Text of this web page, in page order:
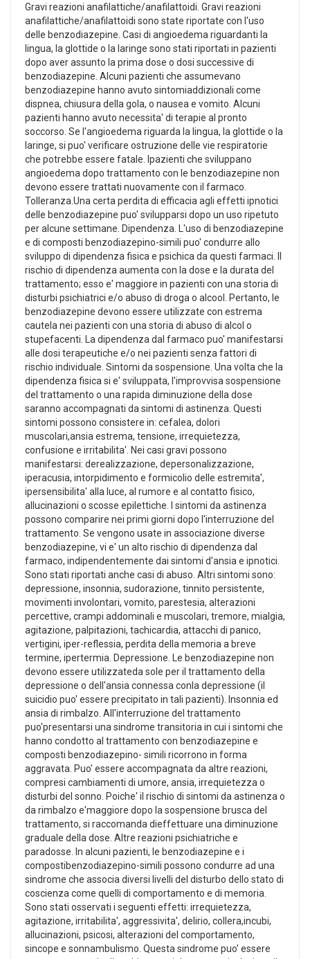
Gravi reazioni anafilattiche/anafilattoidi. Gravi reazioni
anafilattiche/anafilattoidi sono state riportate con l'uso
delle benzodiazepine. Casi di angioedema riguardanti la
lingua, la glottide o la laringe sono stati riportati in pazienti
dopo aver assunto la prima dose o dosi successive di
benzodiazepine. Alcuni pazienti che assumevano
benzodiazepine hanno avuto sintomiaddizionali come
dispnea, chiusura della gola, o nausea e vomito. Alcuni
pazienti hanno avuto necessita' di terapie al pronto
soccorso. Se l'angioedema riguarda la lingua, la glottide o la
laringe, si puo' verificare ostruzione delle vie respiratorie
che potrebbe essere fatale. Ipazienti che sviluppano
angioedema dopo trattamento con le benzodiazepine non
devono essere trattati nuovamente con il farmaco.
Tolleranza.Una certa perdita di efficacia agli effetti ipnotici
delle benzodiazepine puo' svilupparsi dopo un uso ripetuto
per alcune settimane. Dipendenza. L'uso di benzodiazepine
e di composti benzodiazepino-simili puo' condurre allo
sviluppo di dipendenza fisica e psichica da questi farmaci. Il
rischio di dipendenza aumenta con la dose e la durata del
trattamento; esso e' maggiore in pazienti con una storia di
disturbi psichiatrici e/o abuso di droga o alcool. Pertanto, le
benzodiazepine devono essere utilizzate con estrema
cautela nei pazienti con una storia di abuso di alcol o
stupefacenti. La dipendenza dal farmaco puo' manifestarsi
alle dosi terapeutiche e/o nei pazienti senza fattori di
rischio individuale. Sintomi da sospensione. Una volta che la
dipendenza fisica si e' sviluppata, l'improvvisa sospensione
del trattamento o una rapida diminuzione della dose
saranno accompagnati da sintomi di astinenza. Questi
sintomi possono consistere in: cefalea, dolori
muscolari,ansia estrema, tensione, irrequietezza,
confusione e irritabilita'. Nei casi gravi possono
manifestarsi: derealizzazione, depersonalizzazione,
iperacusia, intorpidimento e formicolio delle estremita',
ipersensibilita' alla luce, al rumore e al contatto fisico,
allucinazioni o scosse epilettiche. I sintomi da astinenza
possono comparire nei primi giorni dopo l'interruzione del
trattamento. Se vengono usate in associazione diverse
benzodiazepine, vi e' un alto rischio di dipendenza dal
farmaco, indipendentemente dai sintomi d'ansia e ipnotici.
Sono stati riportati anche casi di abuso. Altri sintomi sono:
depressione, insonnia, sudorazione, tinnito persistente,
movimenti involontari, vomito, parestesia, alterazioni
percettive, crampi addominali e muscolari, tremore, mialgia,
agitazione, palpitazioni, tachicardia, attacchi di panico,
vertigini, iper-reflessia, perdita della memoria a breve
termine, ipertermia. Depressione. Le benzodiazepine non
devono essere utilizzateda sole per il trattamento della
depressione o dell'ansia connessa conla depressione (il
suicidio puo' essere precipitato in tali pazienti). Insonnia ed
ansia di rimbalzo. All'interruzione del trattamento
puo'presentarsi una sindrome transitoria in cui i sintomi che
hanno condotto al trattamento con benzodiazepine e
composti benzodiazepino- simili ricorrono in forma
aggravata. Puo' essere accompagnata da altre reazioni,
compresi cambiamenti di umore, ansia, irrequietezza o
disturbi del sonno. Poiche' il rischio di sintomi da astinenza o
da rimbalzo e'maggiore dopo la sospensione brusca del
trattamento, si raccomanda dieffettuare una diminuzione
graduale della dose. Altre reazioni psichiatriche e
paradosse. In alcuni pazienti, le benzodiazepine e i
compostibenzodiazepino-simili possono condurre ad una
sindrome che associa diversi livelli del disturbo dello stato di
coscienza come quelli di comportamento e di memoria.
Sono stati osservati i seguenti effetti: irrequietezza,
agitazione, irritabilita', aggressivita', delirio, collera,incubi,
allucinazioni, psicosi, alterazioni del comportamento,
sincope e sonnambulismo. Questa sindrome puo' essere